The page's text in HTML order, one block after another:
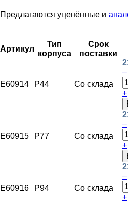
Предлагаются уценённые и
Артикул
Тип
корпуса
Срок
поставки
E60914 P44 Со склада
–
+
E60915 P77 Со склада
–
+
E60916 P94 Со склада
–
+